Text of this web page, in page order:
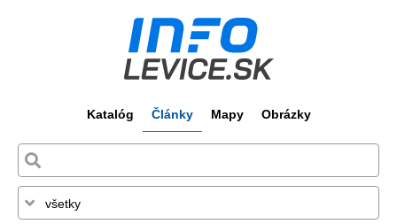
Katalóg Články Mapy Obrázky